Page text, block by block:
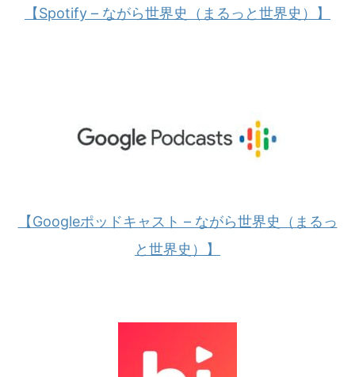
【Spotify – ながら世界史（まるっと世界史）】
【Googleポッドキャスト – ながら世界史（まるっ
と世界史）】